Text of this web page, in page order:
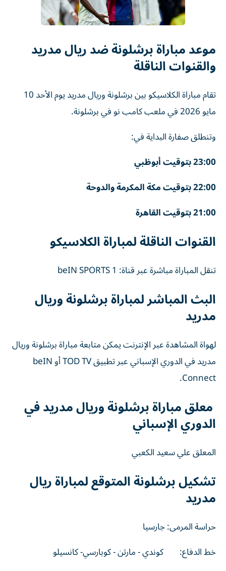
موعد مباراة برشلونة ضد ريال مدريد
والقنوات الناقلة
تقام مباراة الكلاسيكو بين برشلونة وريال مدريد يوم الأحد 10
مايو 2026 في ملعب كامب نو في برشلونة.
وتنطلق صفارة البداية في:
23:00 بتوقيت أبوظبي
22:00 بتوقيت مكة المكرمة والدوحة
21:00 بتوقيت القاهرة
القنوات الناقلة لمباراة الكلاسيكو
تنقل المباراة مباشرة عبر قناة: beIN SPORTS 1
البث المباشر لمباراة برشلونة وريال
مدريد
لهواة المشاهدة عبر الإنترنت يمكن متابعة مباراة برشلونة وريال
مدريد في الدوري الإسباني عبر تطبيق TOD TV أو beIN
Connect.
معلق مباراة برشلونة وريال مدريد في
الدوري الإسباني
المعلق علي سعيد الكعبي
تشكيل برشلونة المتوقع لمباراة ريال
مدريد
حراسة المرمى: جارسيا
خط الدفاع: كوندي - مارتن - كوبارسي- كانسيلو